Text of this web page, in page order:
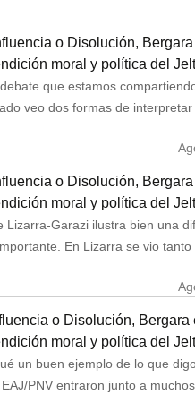
o Disolución, Bergara
moral y política del
que estamos
veo dos formas de interpretar
o Disolución, Bergara
moral y política del
Lizarra-Garazi ilustra bien una
En Lizarra se vio tanto
o Disolución, Bergara
moral y política del
un buen ejemplo de lo que
PNV entraron junto a